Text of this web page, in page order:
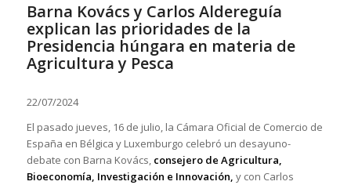
Barna Kovács y Carlos Aldereguía
explican las prioridades de la
Presidencia húngara en materia de
Agricultura y Pesca
22/07/2024
El pasado jueves, 16 de julio, la Cámara Oficial de Comercio de
España en Bélgica y Luxemburgo celebró un desayuno-
debate con Barna Kovács, consejero de Agricultura,
Bioeconomía, Investigación e Innovación, y con Carlos